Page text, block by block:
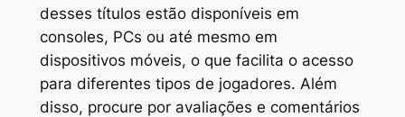
desses títulos estão disponíveis em
consoles, PCs ou até mesmo em
dispositivos móveis, o que facilita o acesso
para diferentes tipos de jogadores. Além
disso, procure por avaliações e comentários